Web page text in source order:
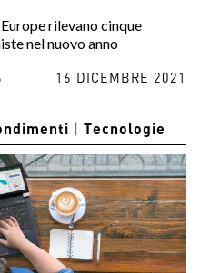
rilevano cinque
nel nuovo anno
16 DICEMBRE 2021
Tecnologie